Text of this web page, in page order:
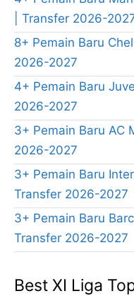
| Transfer 2026-
8+ Pemain Baru
2026-2027
4+ Pemain Baru
2026-2027
3+ Pemain Baru AC
2026-2027
3+ Pemain Baru
Transfer 2026-2027
3+ Pemain Baru
Transfer 2026-2027
Best XI Liga